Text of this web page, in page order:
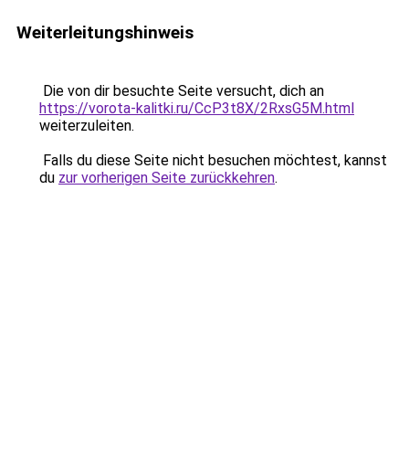
Weiterleitungshinweis
Die von dir besuchte Seite versucht, dich an
https://vorota-kalitki.ru/CcP3t8X/2RxsG5M.html
weiterzuleiten.
Falls du diese Seite nicht besuchen möchtest, kannst
du zur vorherigen Seite zurückkehren.